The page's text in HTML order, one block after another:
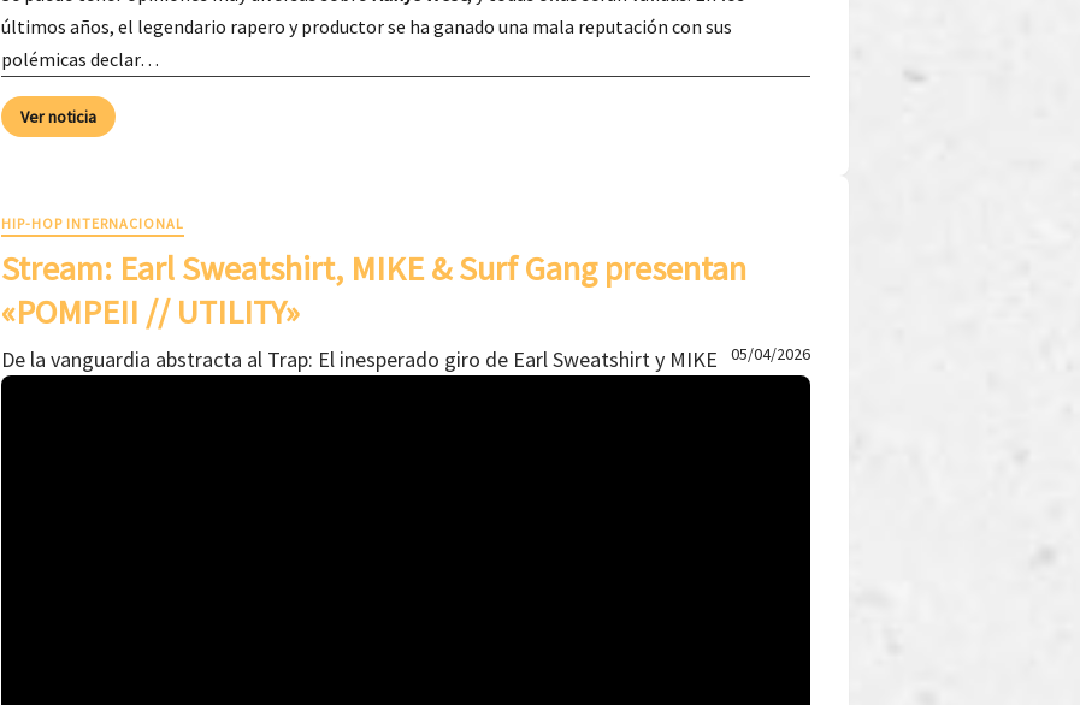
últimos años, el legendario rapero y productor se ha ganado una mala reputación con sus
polémicas declar…
Ver noticia
HIP-HOP INTERNACIONAL
Stream: Earl Sweatshirt, MIKE & Surf Gang presentan
«POMPEII // UTILITY»
De la vanguardia abstracta al Trap: El inesperado giro de Earl Sweatshirt y MIKE 05/04/2026